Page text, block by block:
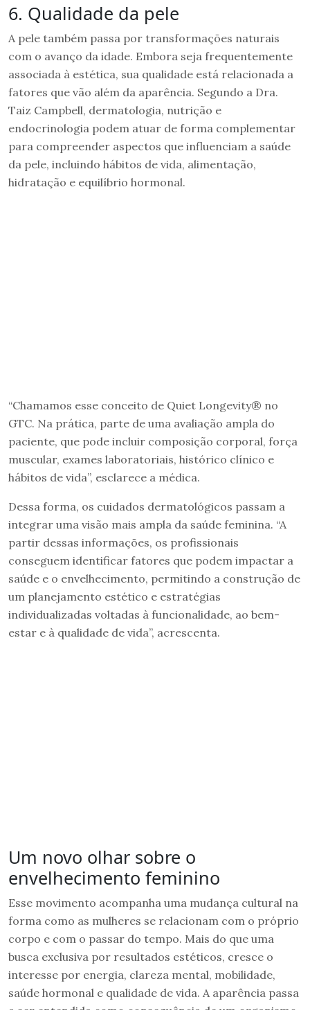
6. Qualidade da pele
A pele também passa por transformações naturais
com o avanço da idade. Embora seja frequentemente
associada à estética, sua qualidade está relacionada a
fatores que vão além da aparência. Segundo a Dra.
Taiz Campbell, dermatologia, nutrição e
endocrinologia podem atuar de forma complementar
para compreender aspectos que influenciam a saúde
da pele, incluindo hábitos de vida, alimentação,
hidratação e equilíbrio hormonal.
“Chamamos esse conceito de Quiet Longevity® no
GTC. Na prática, parte de uma avaliação ampla do
paciente, que pode incluir composição corporal, força
muscular, exames laboratoriais, histórico clínico e
hábitos de vida”, esclarece a médica.
Dessa forma, os cuidados dermatológicos passam a
integrar uma visão mais ampla da saúde feminina. “A
partir dessas informações, os profissionais
conseguem identificar fatores que podem impactar a
saúde e o envelhecimento, permitindo a construção de
um planejamento estético e estratégias
individualizadas voltadas à funcionalidade, ao bem-
estar e à qualidade de vida”, acrescenta.
Um novo olhar sobre o
envelhecimento feminino
Esse movimento acompanha uma mudança cultural na
forma como as mulheres se relacionam com o próprio
corpo e com o passar do tempo. Mais do que uma
busca exclusiva por resultados estéticos, cresce o
interesse por energia, clareza mental, mobilidade,
saúde hormonal e qualidade de vida. A aparência passa